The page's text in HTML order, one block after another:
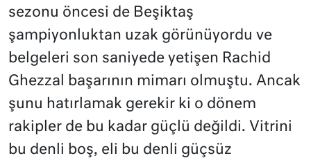
sezonu öncesi de Beşiktaş
şampiyonluktan uzak görünüyordu ve
belgeleri son saniyede yetişen Rachid
Ghezzal başarının mimarı olmuştu. Ancak
şunu hatırlamak gerekir ki o dönem
rakipler de bu kadar güçlü değildi. Vitrini
bu denli boş, eli bu denli güçsüz